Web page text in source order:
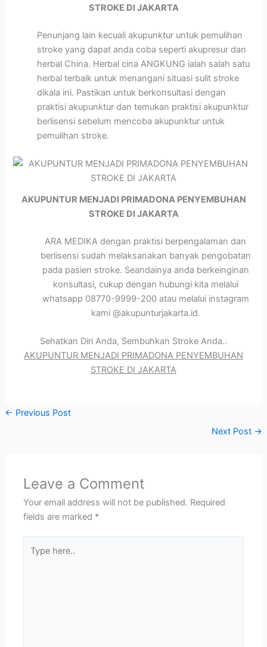
STROKE DI JAKARTA
Penunjang lain kecuali akupunktur untuk pemulihan
stroke yang dapat anda coba seperti akupresur dan
herbal China. Herbal cina ANGKUNG ialah salah satu
herbal terbaik untuk menangani situasi sulit stroke
dikala ini. Pastikan untuk berkonsultasi dengan
praktisi akupunktur dan temukan praktisi akupunktur
berlisensi sebelum mencoba akupunktur untuk
pemulihan stroke.
AKUPUNTUR MENJADI PRIMADONA PENYEMBUHAN
STROKE DI JAKARTA
ARA MEDIKA dengan praktisi berpengalaman dan
berlisensi sudah melaksanakan banyak pengobatan
pada pasien stroke. Seandainya anda berkeinginan
konsultasi, cukup dengan hubungi kita melalui
whatsapp 08770-9999-200 atau melalui instagram
kami @akupunturjakarta.id.
Sehatkan Diri Anda, Sembuhkan Stroke Anda..
AKUPUNTUR MENJADI PRIMADONA PENYEMBUHAN
STROKE DI JAKARTA
← Previous Post
Next Post →
Leave a Comment
Your email address will not be published. Required
fields are marked *
here..